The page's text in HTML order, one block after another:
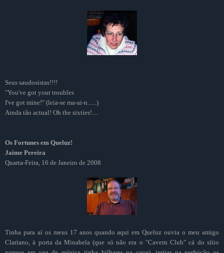
Seus saudosistas!!!!
"You've got your troubles
I've got mine!" (leia-se ma-ai-n......)
Ainda tão actual! Oh the sixties!....
Os Fortunes em Queluz!
Jaime Pereira
Quarta-Feira, 16 de Janeiro de 2008
Tinha para aí os meus 17 anos quando aqui em Queluz ouvia o meu amigo
Clariano, à porta da Minabela (que só não era o "Cavern Club" cá do sítio